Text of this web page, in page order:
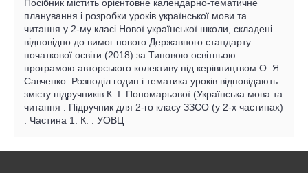
Посібник містить орієнтовне календарно-тематичне
планування і розробки уроків української мови та
читання у 2-му класі Нової української школи, складені
відповідно до вимог нового Державного стандарту
початкової освіти (2018) за Типовою освітньою
програмою авторського колективу під керівництвом О. Я.
Савченко. Розподіл годин і тематика уроків відповідають
змісту підручників К. І. Пономарьової (Українська мова та
читання : Підручник для 2-го класу ЗЗСО (у 2-х частинах)
: Частина 1. К. : УОВЦ